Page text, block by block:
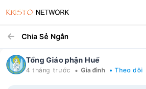
Chia Sẻ Ngắn
Tổng Giáo phận Huế
4 tháng trước • Gia đình • Theo dõi